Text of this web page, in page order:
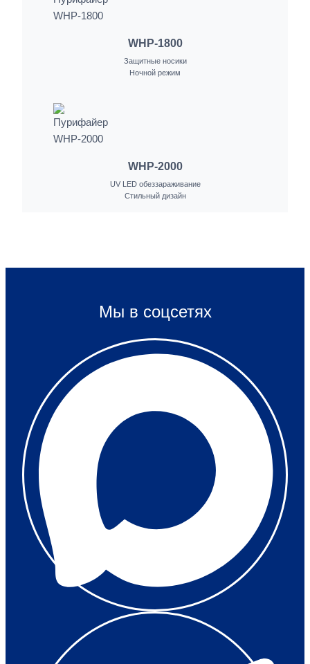
WHP-1800
Защитные носики
Ночной режим
WHP-2000
UV LED обеззараживание
Стильный дизайн
Мы в соцсетях